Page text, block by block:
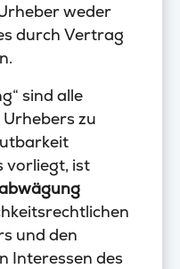
weder
durch Vertrag
sind alle
zu
vorliegt, ist
und den
Interessen des